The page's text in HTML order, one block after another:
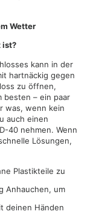
Wetter
ist?
kann in der
hartnäckig gegen
zu öffnen,
besten – ein paar
was, wenn kein
auch einen
40 nehmen. Wenn
Lösungen,
Plastikteile zu
Anhauchen, um
deinen Händen